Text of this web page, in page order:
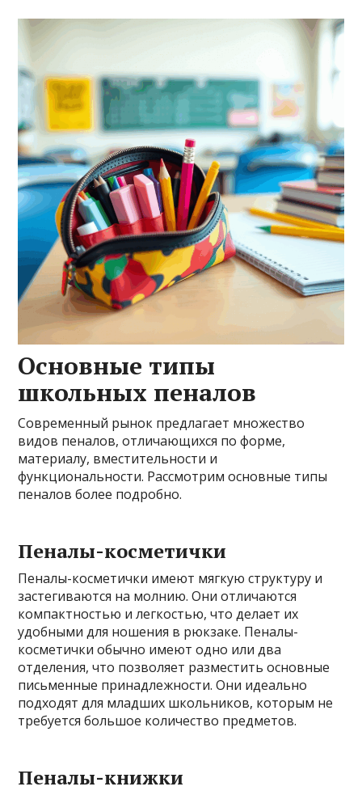
Основные типы
школьных пеналов
Современный рынок предлагает множество
видов пеналов, отличающихся по форме,
материалу, вместительности и
функциональности. Рассмотрим основные типы
пеналов более подробно.
Пеналы-косметички
Пеналы-косметички имеют мягкую структуру и
застегиваются на молнию. Они отличаются
компактностью и легкостью, что делает их
удобными для ношения в рюкзаке. Пеналы-
косметички обычно имеют одно или два
отделения, что позволяет разместить основные
письменные принадлежности. Они идеально
подходят для младших школьников, которым не
требуется большое количество предметов.
Пеналы-книжки